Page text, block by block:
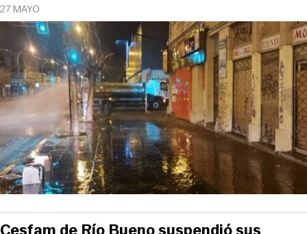
27 MAYO